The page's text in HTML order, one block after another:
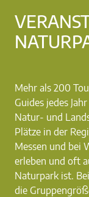
Mehr als 200
Guides jedes
Natur- und
Plätze in der
Messen und bei
erleben und oft
Naturpark ist.
die